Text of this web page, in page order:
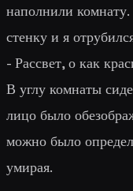
наполнили
стенку и я
- Рассвет, о как
В углу комнаты
лицо было
можно было
умирая.